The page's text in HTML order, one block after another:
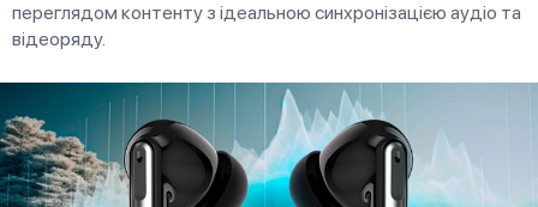
переглядом контенту з ідеальною синхронізацією аудіо та
відеоряду.